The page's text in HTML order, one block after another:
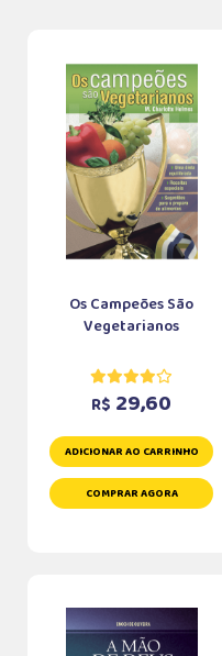
Os Campeões São
Vegetarianos
R$ 29,60
ADICIONAR AO CARRINHO
COMPRAR AGORA